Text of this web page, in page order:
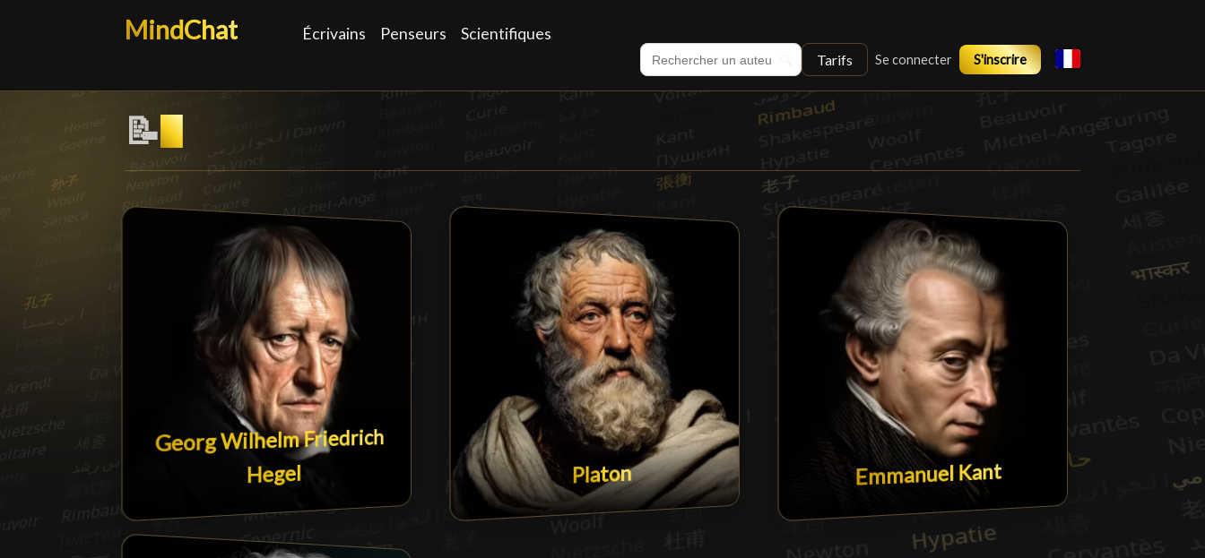
MindChat Écrivains Penseurs Scientifiques
Tarifs Se connecter S'inscrire
📝Philosophe du droit
█
Georg Wilhelm Friedrich
Hegel Platon Emmanuel Kant